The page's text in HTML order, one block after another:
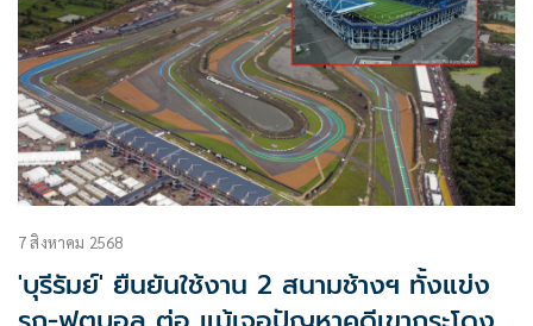
7 สิงหาคม 2568
'บุรีรัมย์' ยืนยันใช้งาน 2 สนามช้างฯ ทั้งแข่ง